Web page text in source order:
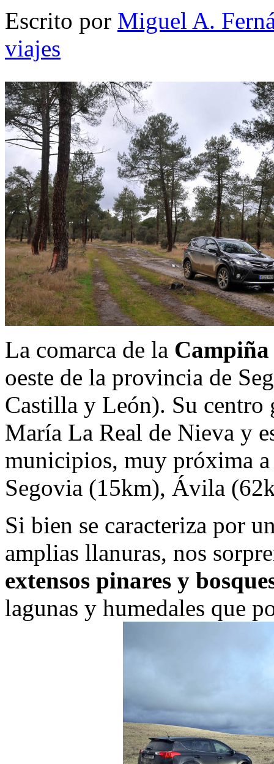
Escrito por Miguel A.
viajes
La comarca de la Campiña
oeste de la provincia de
Castilla y León). Su centro
María La Real de Nieva y
municipios, muy próxima
Segovia (15km), Ávila
Si bien se caracteriza por
amplias llanuras, nos
extensos pinares y
lagunas y humedales que